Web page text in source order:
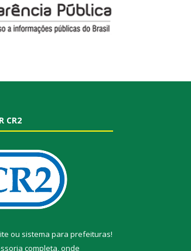
CR2
ou sistema para prefeituras!
completa, onde